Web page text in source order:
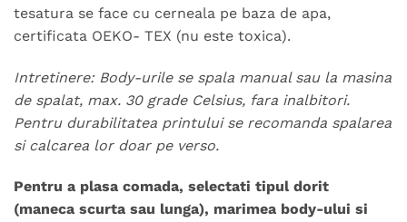
tesatura se face cu cerneala pe baza de apa,
certificata OEKO- TEX (nu este toxica).
Intretinere: Body-urile se spala manual sau la masina
de spalat, max. 30 grade Celsius, fara inalbitori.
Pentru durabilitatea printului se recomanda spalarea
si calcarea lor doar pe verso.
Pentru a plasa comada, selectati tipul dorit
(maneca scurta sau lunga), marimea body-ului si